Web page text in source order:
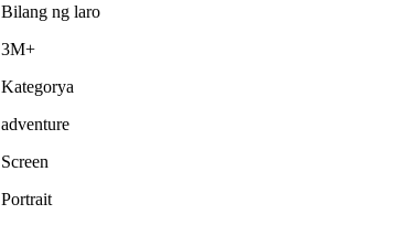
Bilang ng laro
3M+
Kategorya
adventure
Screen
Portrait